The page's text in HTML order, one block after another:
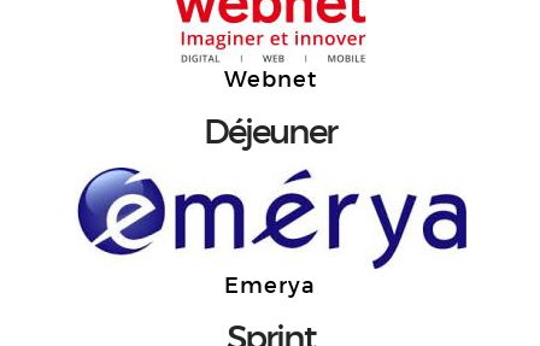
Webnet
Déjeuner
Emerya